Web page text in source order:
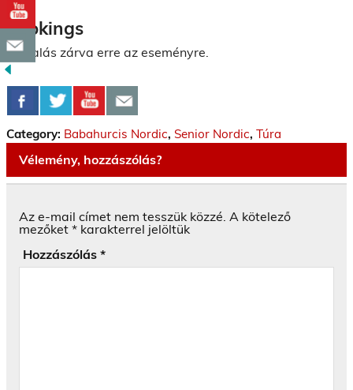
Bookings
Foglalás zárva erre az eseményre.
Category: Babahurcis Nordic, Senior Nordic, Túra
Vélemény, hozzászólás?
Az e-mail címet nem tesszük közzé. A kötelező
mezőket * karakterrel jelöltük
Hozzászólás *